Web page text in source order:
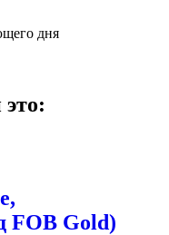
дня
FOB Gold)